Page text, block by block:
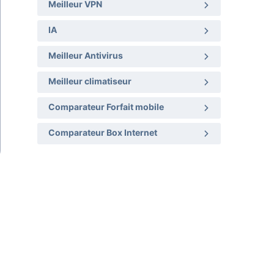
Meilleur VPN
IA
Meilleur Antivirus
Meilleur climatiseur
Comparateur Forfait mobile
Comparateur Box Internet